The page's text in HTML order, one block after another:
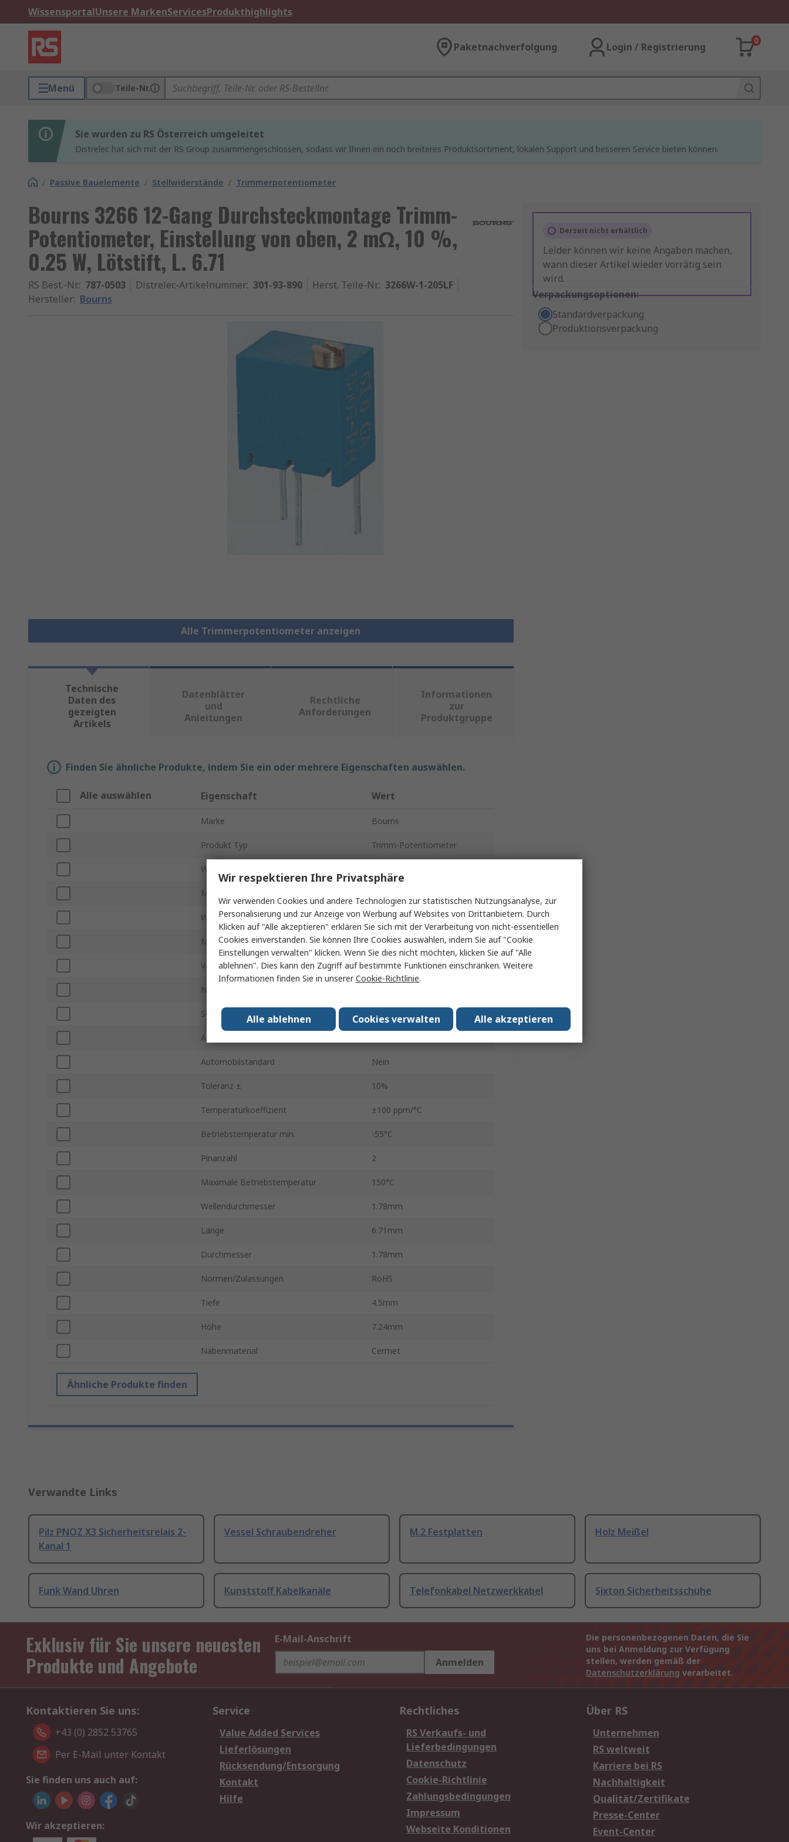
WissensportalUnsere MarkenServicesProdukthighlights
Paketnachverfolgung Login / Registrierung
0
Menü Teile-Nr.
Sie wurden zu RS Österreich umgeleitet
Distrelec hat sich mit der RS Group zusammengeschlossen, sodass wir Ihnen ein noch breiteres Produktsortiment, lokalen Support und besseren Service bieten können.
/ Passive Bauelemente / Stellwiderstände / Trimmerpotentiometer
Bourns 3266 12-Gang Durchsteckmontage Trimm-
Potentiometer, Einstellung von oben, 2 mΩ, 10 %,
0.25 W, Lötstift, L. 6.71
RS Best.-Nr.: 787-0503 Distrelec-Artikelnummer: 301-93-890 Herst. Teile-Nr.: 3266W-1-205LF
Hersteller: Bourns
Alle Trimmerpotentiometer anzeigen
Derzeit nicht erhältlich
Leider können wir keine Angaben machen,
wann dieser Artikel wieder vorrätig sein
wird.
Verpackungsoptionen:
Standardverpackung
Produktionsverpackung
Technische
Daten des
gezeigten
Artikels
Datenblätter
und
Anleitungen
Rechtliche
Anforderungen
Informationen
zur
Produktgruppe
Finden Sie ähnliche Produkte, indem Sie ein oder mehrere Eigenschaften auswählen.
Alle auswählen Eigenschaft Wert
Marke Bourns
Produkt Typ Trimm-Potentiometer
Widerstand max.
Montageart
Windungszahl 12
Montageausrichtung Einstellung von oben
Verpackungsart Band und Rolle
Nennleistung
Serie 3266
Anschlussart
Automobilstandard Nein
Toleranz ± 10%
Temperaturkoeffizient ±100 ppm/°C
Betriebstemperatur min. -55°C
Pinanzahl 2
Maximale Betriebstemperatur 150°C
Wellendurchmesser 1.78mm
Länge 6.71mm
Durchmesser 1.78mm
Normen/Zulassungen RoHS
Tiefe 4.5mm
Höhe 7.24mm
Nabenmaterial Cermet
Ähnliche Produkte finden
Verwandte Links
Pilz PNOZ X3 Sicherheitsrelais 2-
Kanal 1
Vessel Schraubendreher M.2 Festplatten Holz Meißel
Funk Wand Uhren Kunststoff Kabelkanäle Telefonkabel Netzwerkkabel Sixton Sicherheitsschuhe
Exklusiv für Sie unsere neuesten
Produkte und Angebote
E-Mail-Anschrift
Anmelden
Die personenbezogenen Daten, die Sie
uns bei Anmeldung zur Verfügung
stellen, werden gemäß der
Datenschutzerklärung verarbeitet.
Kontaktieren Sie uns:
+43 (0) 2852 53765
Per E-Mail unter Kontakt
Sie finden uns auch auf:
Wir akzeptieren:
Service
Value Added Services
Lieferlösungen
Rücksendung/Entsorgung
Kontakt
Hilfe
Rechtliches
RS Verkaufs- und
Lieferbedingungen
Datenschutz
Cookie-Richtlinie
Zahlungsbedingungen
Impressum
Webseite Konditionen
Über RS
Unternehmen
RS weltweit
Karriere bei RS
Nachhaltigkeit
Qualität/Zertifikate
Presse-Center
Event-Center
Wir respektieren Ihre Privatsphäre
Wir verwenden Cookies und andere Technologien zur statistischen Nutzungsanalyse, zur
Personalisierung und zur Anzeige von Werbung auf Websites von Drittanbietern. Durch
Klicken auf "Alle akzeptieren" erklären Sie sich mit der Verarbeitung von nicht-essentiellen
Cookies einverstanden. Sie können Ihre Cookies auswählen, indem Sie auf "Cookie
Einstellungen verwalten" klicken. Wenn Sie dies nicht möchten, klicken Sie auf "Alle
ablehnen". Dies kann den Zugriff auf bestimmte Funktionen einschränken. Weitere
Informationen finden Sie in unsererCookie-Richtlinie.
Alle akzeptieren
Cookies verwalten
Alle ablehnen